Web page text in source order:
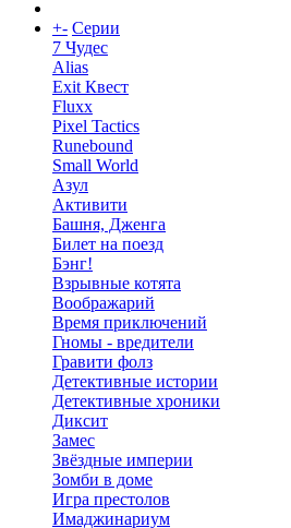
+- Серии
7 Чудес
Alias
Exit Квест
Fluxx
Pixel Tactics
Runebound
Small World
Азул
Активити
Башня, Дженга
Билет на поезд
Бэнг!
Взрывные котята
Воображарий
Время приключений
Гномы - вредители
Гравити фолз
Детективные истории
Детективные хроники
Диксит
Замес
Звёздные империи
Зомби в доме
Игра престолов
Имаджинариум